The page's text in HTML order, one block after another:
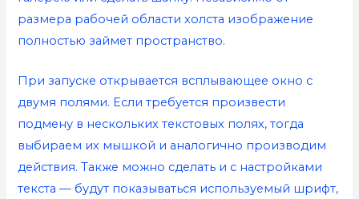
размера рабочей области холста изображение
полностью займет пространство.
При запуске открывается всплывающее окно с
двумя полями. Если требуется произвести
подмену в нескольких текстовых полях, тогда
выбираем их мышкой и аналогично производим
действия. Также можно сделать и с настройками
текста — будут показываться используемый шрифт,